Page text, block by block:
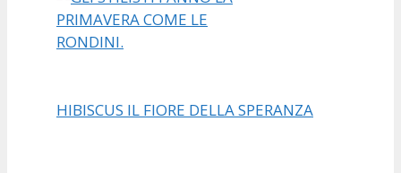
HIBISCUS IL FIORE DELLA SPERANZA